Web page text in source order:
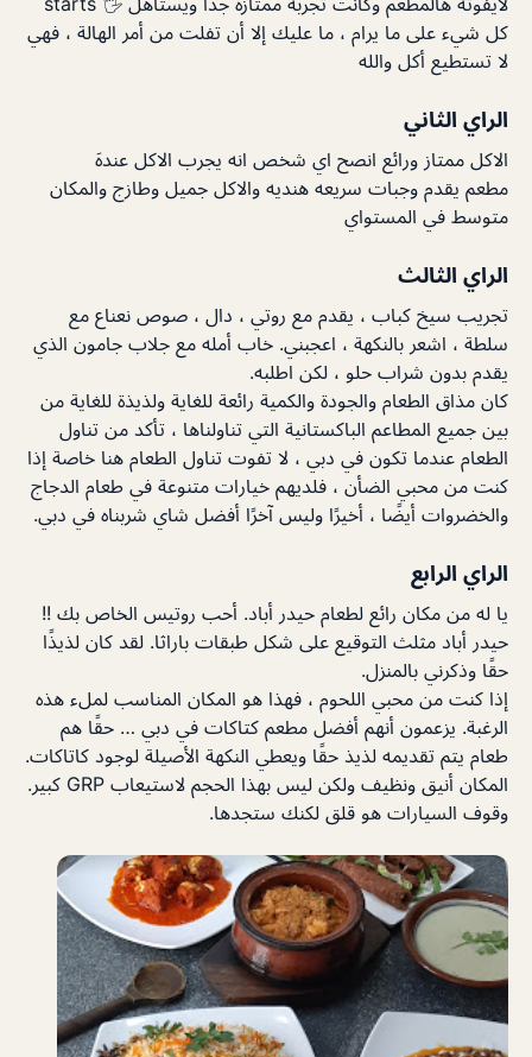
كل شيء على ما يرام ، ما عليك إلا أن تفلت من أمر الهالة ، فهي
لا تستطيع أكل والله
الراي الثاني
الاكل ممتاز ورائع انصح اي شخص انه يجرب الاكل عندهَ
مطعم يقدم وجبات سريعه هنديه والاكل جميل وطازج والمكان
متوسط في المستواي
الراي الثالث
تجريب سيخ كباب ، يقدم مع روتي ، دال ، صوص نعناع مع
سلطة ، اشعر بالنكهة ، اعجبني. خاب أمله مع جلاب جامون الذي
يقدم بدون شراب حلو ، لكن اطلبه.
كان مذاق الطعام والجودة والكمية رائعة للغاية ولذيذة للغاية من
بين جميع المطاعم الباكستانية التي تناولناها ، تأكد من تناول
الطعام عندما تكون في دبي ، لا تفوت تناول الطعام هنا خاصة إذا
كنت من محبي الضأن ، فلديهم خيارات متنوعة في طعام الدجاج
والخضروات أيضًا ، أخيرًا وليس آخرًا أفضل شاي شربناه في دبي.
الراي الرابع
يا له من مكان رائع لطعام حيدر أباد. أحب روتيس الخاص بك !!
حيدر أباد مثلث التوقيع على شكل طبقات باراثا. لقد كان لذيذًا
حقًا وذكرني بالمنزل.
إذا كنت من محبي اللحوم ، فهذا هو المكان المناسب لملء هذه
الرغبة. يزعمون أنهم أفضل مطعم كتاكات في دبي … حقًا هم
طعام يتم تقديمه لذيذ حقًا ويعطي النكهة الأصيلة لوجود كاتاكات.
المكان أنيق ونظيف ولكن ليس بهذا الحجم لاستيعاب GRP كبير.
وقوف السيارات هو قلق لكنك ستجدها.